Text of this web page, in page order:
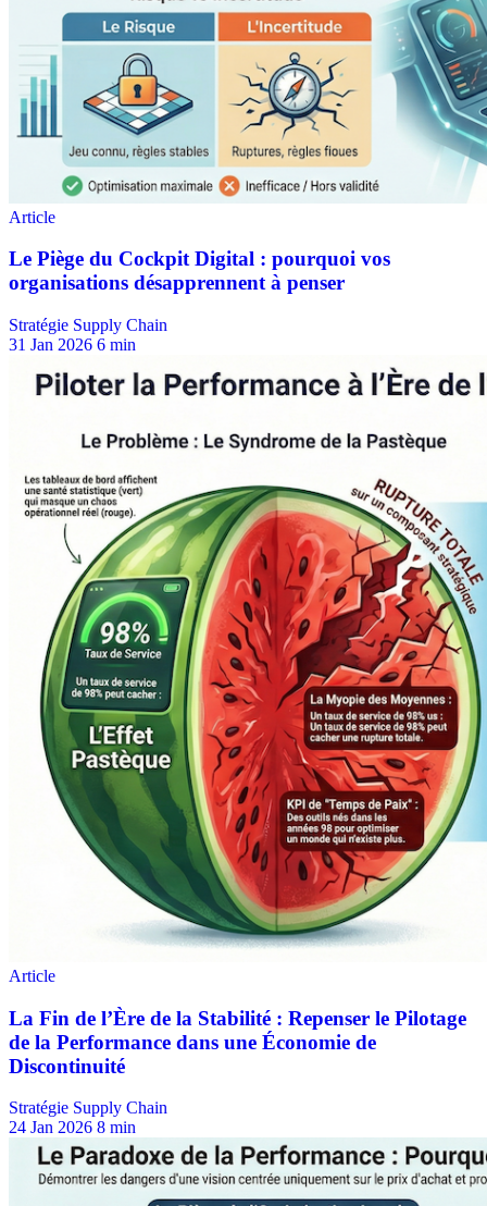
Stratégie Supply Chain
31 Jan 2026 6 min
Stratégie Supply Chain
24 Jan 2026 8 min